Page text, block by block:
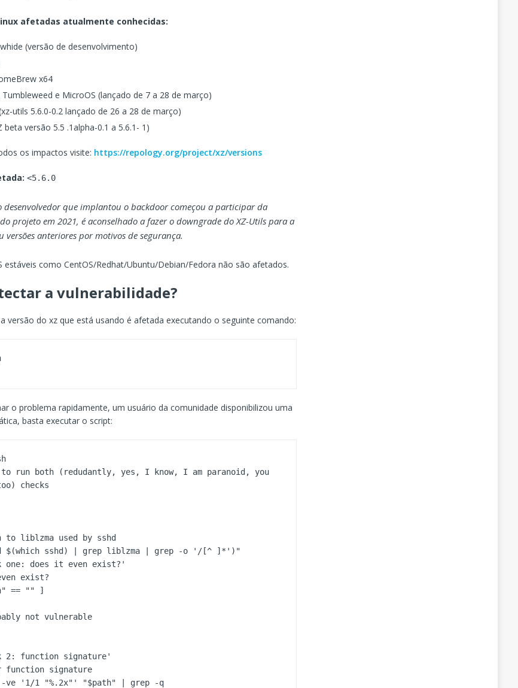
afetadas atualmente conhecidas:
(versão de desenvolvimento)
x64
Tumbleweed e MicroOS (lançado de 7 a 28 de março)
utils 5.6.0-0.2 lançado de 26 a 28 de março)
beta versão 5.5 .1alpha-0.1 a 5.6.1- 1)
os impactos visite: https://repology.org/project/xz/versions
<5.6.0
desenvolvedor que implantou o backdoor começou a participar da
projeto em 2021, é aconselhado a fazer o downgrade do XZ-Utils para a
versões anteriores por motivos de segurança.
estáveis como CentOS/Redhat/Ubuntu/Debian/Fedora não são afetados.
a vulnerabilidade?
versão do xz que está usando é afetada executando o seguinte comando:
o problema rapidamente, um usuário da comunidade disponibilizou uma
basta executar o script:
run both (redudantly, yes, I know, I am paranoid, you
checks
liblzma used by sshd
$(which sshd) | grep liblzma | grep -o '/[^ ]*')"
one: does it even exist?'
exist?
== "" ]
2: function signature'
function signature
-ve '1/1 "%.2x"' "$path" | grep -q